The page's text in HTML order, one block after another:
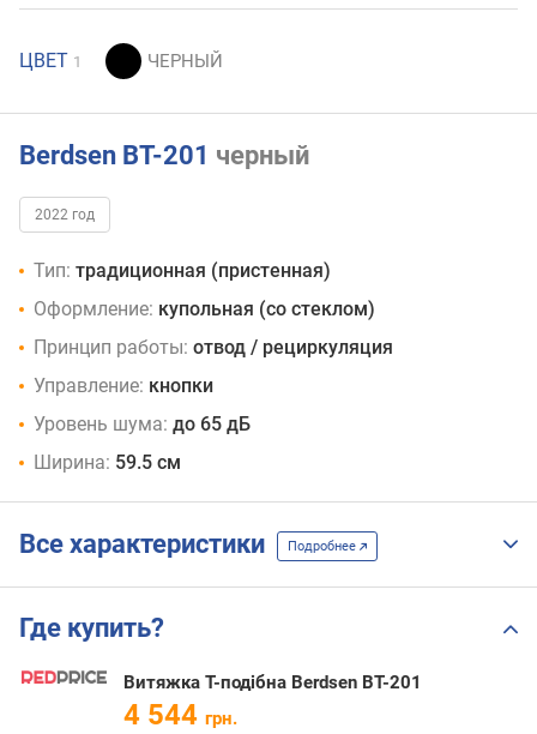
ЦВЕТ 1
Berdsen BT-201 черный
2022 год
Тип: традиционная (пристенная)
Оформление: купольная (со стеклом)
Принцип работы: отвод / рециркуляция
Управление: кнопки
Уровень шума: до 65 дБ
Ширина: 59.5 см
Все характеристики Подробнее
Где купить?
Витяжка Т-подібна Berdsen BT-201
4 544 грн.